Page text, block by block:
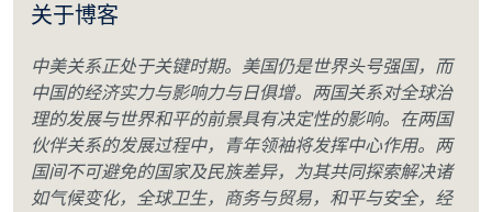
关于博客
中美关系正处于关键时期。美国仍是世界头号强国，而
中国的经济实力与影响力与日俱增。两国关系对全球治
理的发展与世界和平的前景具有决定性的影响。在两国
伙伴关系的发展过程中，青年领袖将发挥中心作用。两
国间不可避免的国家及民族差异，为其共同探索解决诸
如气候变化，全球卫生，商务与贸易，和平与安全，经